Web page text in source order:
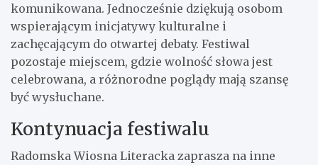
komunikowana. Jednocześnie dziękują osobom
wspierającym inicjatywy kulturalne i
zachęcającym do otwartej debaty. Festiwal
pozostaje miejscem, gdzie wolność słowa jest
celebrowana, a różnorodne poglądy mają szansę
być wysłuchane.
Kontynuacja festiwalu
Radomska Wiosna Literacka zaprasza na inne